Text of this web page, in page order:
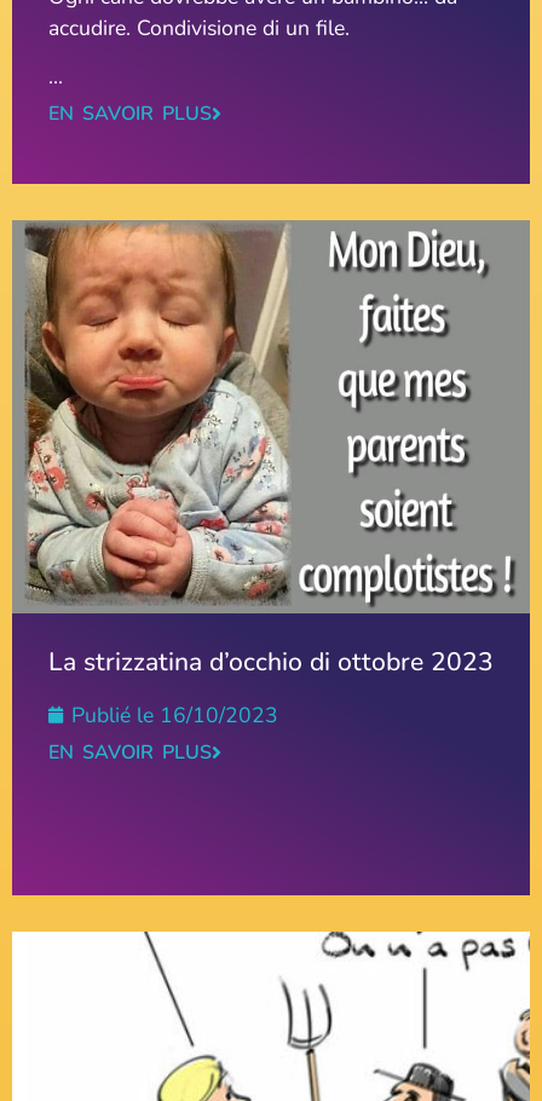
accudire. Condivisione di un file.
...
EN SAVOIR PLUS
La strizzatina d’occhio di ottobre 2023
Publié le 16/10/2023
EN SAVOIR PLUS